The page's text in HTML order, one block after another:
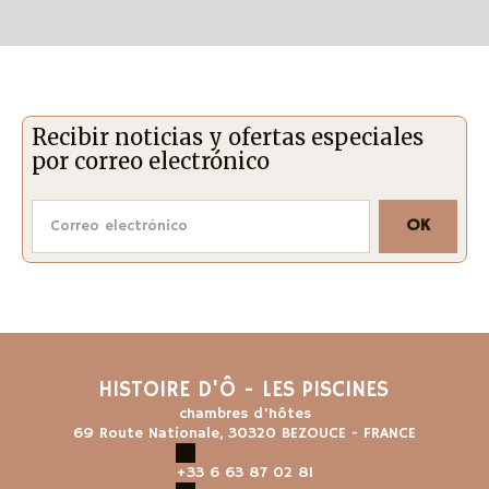
Recibir noticias y ofertas especiales
por correo electrónico
OK
HISTOIRE D'Ô - LES PISCINES
chambres d'hôtes
69 Route Nationale, 30320 BEZOUCE - FRANCE
+33 6 63 87 02 81